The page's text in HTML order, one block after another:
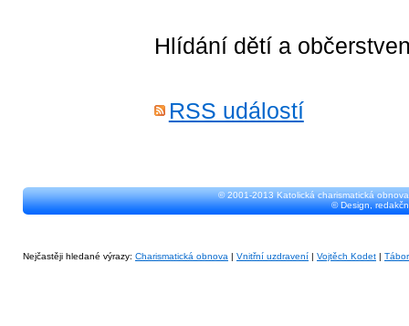
Hlídání dětí a
RSS událostí
© 2001-2013 Katolická charismatická
© Design,
Nejčastěji hledané výrazy: Charismatická obnova | Vnitřní uzdravení | Vojtěch Kodet |